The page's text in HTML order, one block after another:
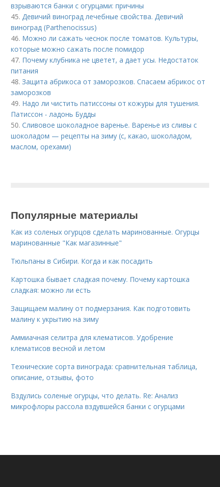
взрываются банки с огурцами: причины
45. Девичий виноград лечебные свойства. Девичий
виноград (Parthenocissus)
46. Можно ли сажать чеснок после томатов. Культуры,
которые можно сажать после помидор
47. Почему клубника не цветет, а дает усы. Недостаток
питания
48.Защита абрикоса от заморозков. Спасаем абрикос от
заморозков
49. Надо ли чистить патиссоны от кожуры для тушения.
Патиссон - ладонь Будды
50.Сливовое шоколадное варенье. Варенье из сливы с
шоколадом — рецепты на зиму (с, какао, шоколадом,
маслом, орехами)
Популярные материалы
Как из соленых огурцов сделать маринованные. Огурцы
маринованные "Как магазинные"
Тюльпаны в Сибири. Когда и как посадить
Картошка бывает сладкая почему. Почему картошка
сладкая: можно ли есть
Защищаем малину от подмерзания. Как подготовить
малину к укрытию на зиму
Аммиачная селитра для клематисов. Удобрение
клематисов весной и летом
Технические сорта винограда: сравнительная таблица,
описание, отзывы, фото
Вздулись соленые огурцы, что делать. Re: Анализ
микрофлоры рассола вздувшейся банки с огурцами